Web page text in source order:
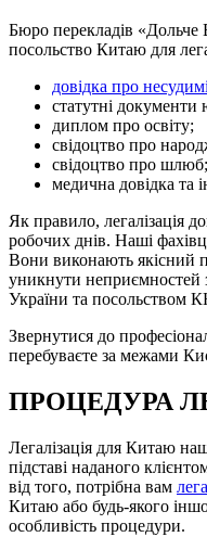
Бюро перекладів «Дольче
посольство Китаю для
довідка про
статутні
диплом про освіту;
свідоцтво про
свідоцтво про шлюб;
медична довідка та
Як правило, легалізація
робочих днів. Наші
Вони виконають якісний
уникнути неприємностей
України та посольством
Звернутися до
перебуваєте за межами
ПРОЦЕДУРА
Легалізація для Китаю
підставі наданого
від того, потрібна вам
Китаю або будь-якого
особливість процедури.